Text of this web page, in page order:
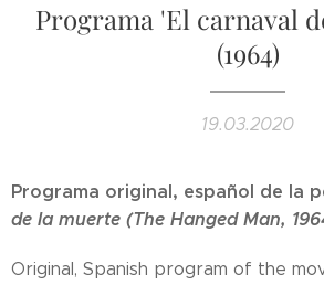
Programa 'El carnaval
(1964)
19.03.2020
Programa original, español de la
de la muerte (The Hanged Man,
Original, Spanish program of the